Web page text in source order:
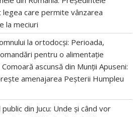
legea care permite vânzarea
la meciuri
la ortodocși: Perioada,
pentru o alimentație
Comoară ascunsă din Munții Apuseni:
amenajarea Peșterii Humpleu
din Jucu: Unde și când vor